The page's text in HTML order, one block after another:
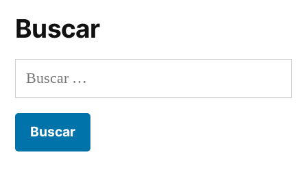
Buscar
Buscar: